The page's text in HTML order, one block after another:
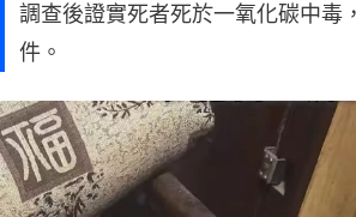
調查後證實死者死於一氧化碳中毒
件。